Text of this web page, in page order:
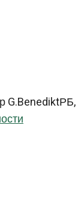
G.BenediktРБ,